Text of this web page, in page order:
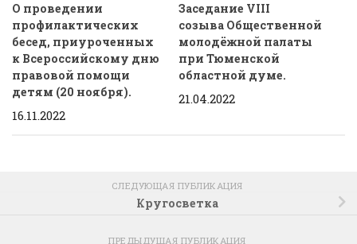
О проведении
профилактических
бесед, приуроченных
к Всероссийскому дню
правовой помощи
детям (20 ноября).
16.11.2022
Заседание VIII
созыва Общественной
молодёжной палаты
при Тюменской
областной думе.
21.04.2022
СЛЕДУЮЩАЯ ПУБЛИКАЦИЯ
Кругосветка
ПРЕДЫДУЩАЯ ПУБЛИКАЦИЯ